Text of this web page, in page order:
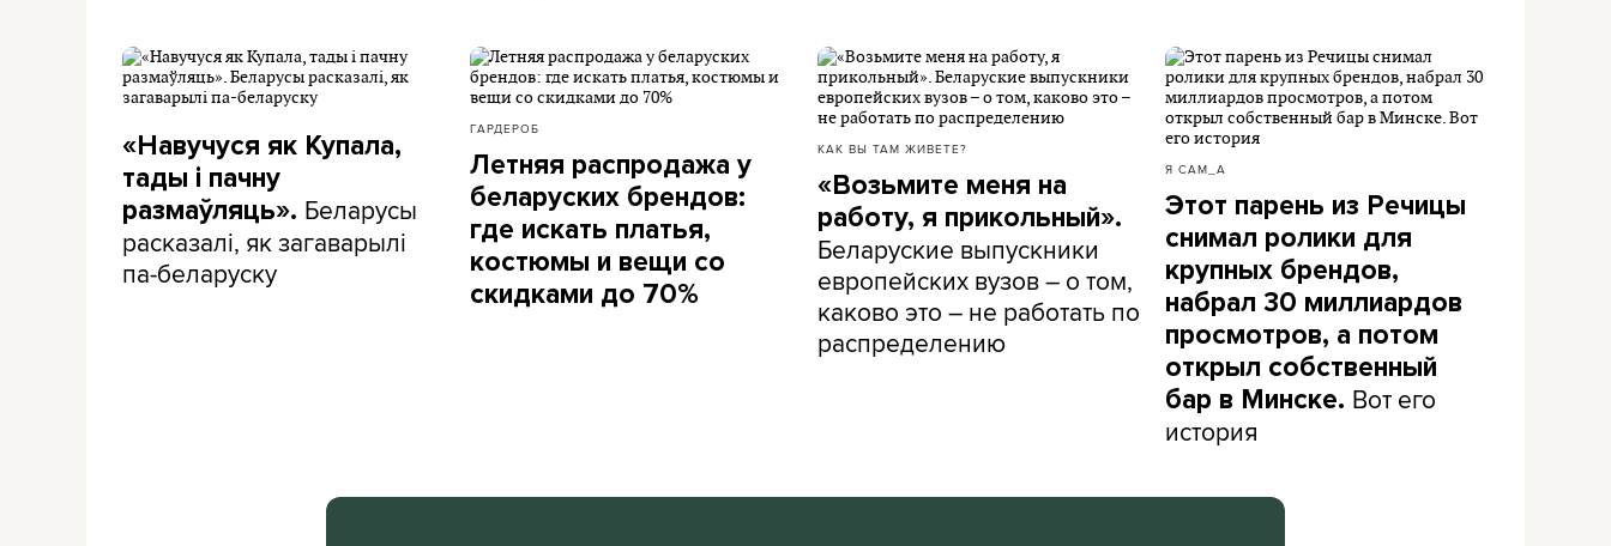
«Навучуся як Купала,
тады і пачну
размаўляць». Беларусы
расказалі, як загаварылі
па-беларуску
ГАРДЕРОБ
Летняя распродажа у
беларуских брендов:
где искать платья,
костюмы и вещи со
скидками до 70%
КАК ВЫ ТАМ ЖИВЕТЕ?
«Возьмите меня на
работу, я прикольный».
Беларуские выпускники
европейских вузов – о том,
каково это – не работать по
распределению
Я САМ_А
Этот парень из Речицы
снимал ролики для
крупных брендов,
набрал 30 миллиардов
просмотров, а потом
открыл собственный
бар в Минске. Вот его
история